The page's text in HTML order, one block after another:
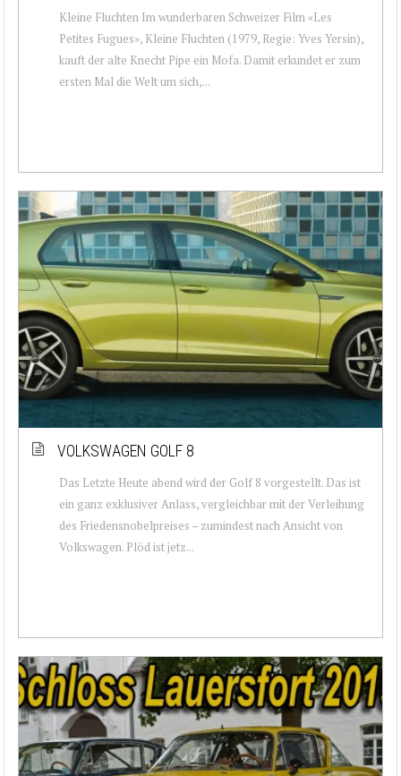
Kleine Fluchten Im wunderbaren Schweizer Film «Les
Petites Fugues», Kleine Fluchten (1979, Regie: Yves Yersin),
kauft der alte Knecht Pipe ein Mofa. Damit erkundet er zum
ersten Mal die Welt um sich,...
VOLKSWAGEN GOLF 8
Das Letzte Heute abend wird der Golf 8 vorgestellt. Das ist
ein ganz exklusiver Anlass, vergleichbar mit der Verleihung
des Friedensnobelpreises – zumindest nach Ansicht von
Volkswagen. Plöd ist jetz...